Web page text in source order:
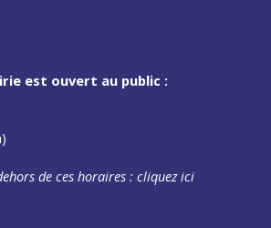
est ouvert au public :
de ces horaires :cliquez ici